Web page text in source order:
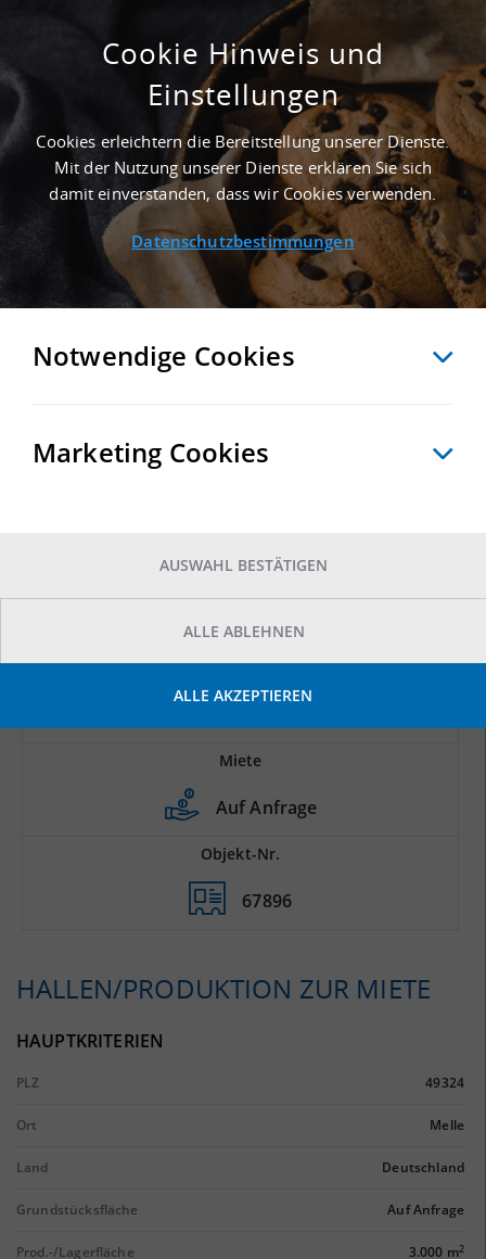
3.000 M² LOGISTIKHALLE IN MELLE AN DER
AUTOBAHN A 30 - LANDKREIS OSNABRÜCK
Startseite Immobiliensuche Detailansicht
VERGLEICHEN EXPORT PDF
Prod.-/Lagerfläche
Miete
Auf Anfrage
Objekt-Nr.
67896
HALLEN/PRODUKTION ZUR MIETE
HAUPTKRITERIEN
PLZ 49324
Ort Melle
Land Deutschland
Grundstücksfläche Auf Anfrage
Prod.-/Lagerfläche 3.000 m2
Cookie Hinweis und
Einstellungen
Cookies erleichtern die Bereitstellung unserer Dienste.
Mit der Nutzung unserer Dienste erklären Sie sich
damit einverstanden, dass wir Cookies verwenden.
Datenschutzbestimmungen
Notwendige Cookies
Marketing Cookies
AUSWAHL BESTÄTIGEN
ALLE ABLEHNEN
ALLE AKZEPTIEREN